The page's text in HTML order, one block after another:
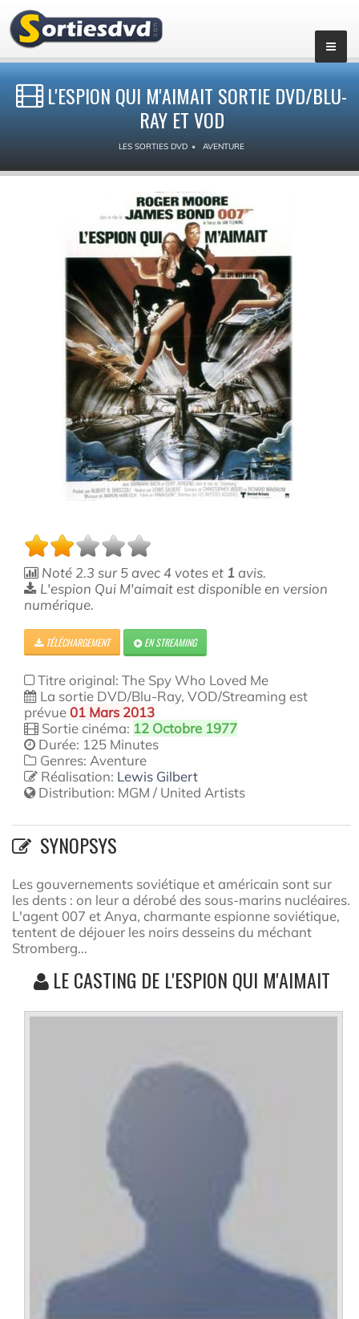
L'ESPION QUI M'AIMAIT SORTIE DVD/BLU-
RAY ET VOD
LES SORTIES DVD AVENTURE
Noté 2.3 sur5 avec4votes et 1 avis.
L'espion Qui M'aimait est disponible en version
numérique.
TÉLÉCHARGEMENT EN STREAMING
Titre original: The Spy Who Loved Me
La sortie DVD/Blu-Ray, VOD/Streaming est
prévue01 Mars 2013
Sortie cinéma: 12 Octobre 1977
Durée: 125 Minutes
Genres: Aventure
Réalisation: Lewis Gilbert
Distribution: MGM / United Artists
SYNOPSYS
Les gouvernements soviétique et américain sont sur
les dents : on leur a dérobé des sous-marins nucléaires.
L'agent 007 et Anya, charmante espionne soviétique,
tentent de déjouer les noirs desseins du méchant
Stromberg...
LE CASTING DE L'ESPION QUI M'AIMAIT